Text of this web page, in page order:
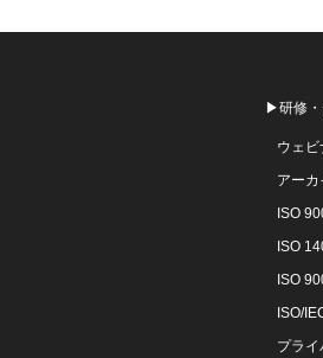
▶研修・
ウェビ
アーカ
ISO
ISO
ISO
ISO/
プライ